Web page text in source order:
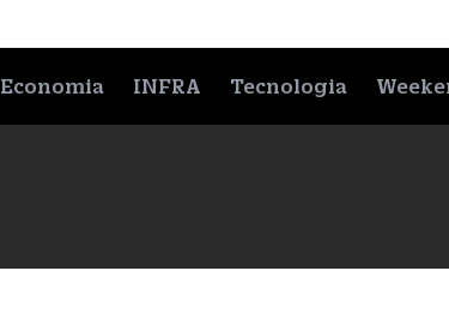
Economia INFRA Tecnologia